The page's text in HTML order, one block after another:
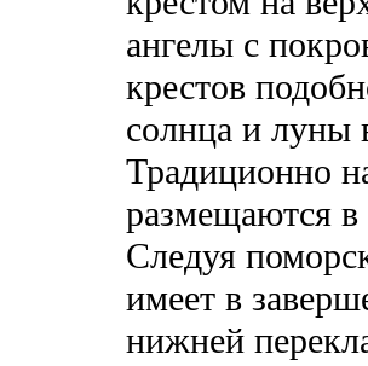
ангелы с
крестов
солнца и луны
Традиционно
размещаются в
Следуя
имеет в
нижней